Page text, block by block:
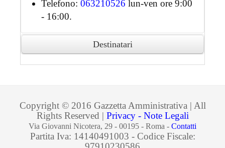
Telefono: 063210526 lun-ven ore 9:00
- 16:00.
Destinatari
Ai partecipanti accreditati sarà rilasciato
Copyright © 2016 Gazzetta Amministrativa | All
Rights Reserved | Privacy - Note Legali
Via Giovanni Nicotera, 29 - 00195 - Roma - Contatti
Partita Iva: 14140491003 - Codice Fiscale: